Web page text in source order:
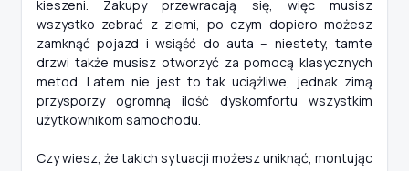
kieszeni. Zakupy przewracają się, więc musisz
wszystko zebrać z ziemi, po czym dopiero możesz
zamknąć pojazd i wsiąść do auta – niestety, tamte
drzwi także musisz otworzyć za pomocą klasycznych
metod. Latem nie jest to tak uciążliwe, jednak zimą
przysporzy ogromną ilość dyskomfortu wszystkim
użytkownikom samochodu.
Czy wiesz, że takich sytuacji możesz uniknąć, montując